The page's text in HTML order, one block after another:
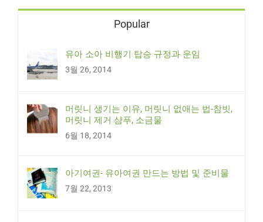
Popular
유아 소아 비행기 탑승 규정과 운임
3월 26, 2014
머릿니 생기는 이유, 머릿니 없애는 법-참빗,
머릿니 제거 샴푸, 소금물
6월 18, 2014
아기여권- 유아여권 만드는 방법 및 준비물
7월 22, 2013